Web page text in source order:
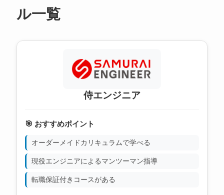
ル一覧
侍エンジニア
🎯 おすすめポイント
オーダーメイドカリキュラムで学べる
現役エンジニアによるマンツーマン指導
転職保証付きコースがある